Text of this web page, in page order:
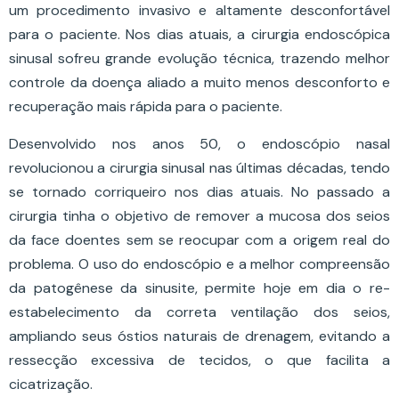
um procedimento invasivo e altamente desconfortável
para o paciente. Nos dias atuais, a cirurgia endoscópica
sinusal sofreu grande evolução técnica, trazendo melhor
controle da doença aliado a muito menos desconforto e
recuperação mais rápida para o paciente.
Desenvolvido nos anos 50, o endoscópio nasal
revolucionou a cirurgia sinusal nas últimas décadas, tendo
se tornado corriqueiro nos dias atuais. No passado a
cirurgia tinha o objetivo de remover a mucosa dos seios
da face doentes sem se reocupar com a origem real do
problema. O uso do endoscópio e a melhor compreensão
da patogênese da sinusite, permite hoje em dia o re-
estabelecimento da correta ventilação dos seios,
ampliando seus óstios naturais de drenagem, evitando a
ressecção excessiva de tecidos, o que facilita a
cicatrização.